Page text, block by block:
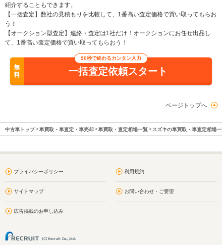
紹介することもできます。
【一括査定】数社の見積もりを比較して、1番高い査定価格で買い取ってもらお
う！
【オークション型査定】連絡・査定は1社だけ！オークションにお任せ出品し
て、1番高い査定価格で買い取ってもらおう！
無
料
90秒で終わるカンタン入力
一括査定依頼スタート
ページトップへ
中古車トップ 車買取・車査定・車売却 車買取・査定相場一覧 スズキの車買取・車査定相場
プライバシーポリシー 利用規約
サイトマップ お問い合わせ・ご要望
広告掲載のお申し込み